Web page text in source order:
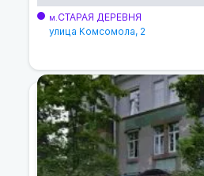
м.СТАРАЯ ДЕРЕВНЯ
улица Комсомола, 2